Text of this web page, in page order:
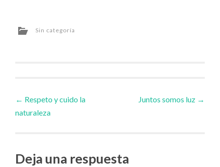
Sin categoría
Navegador
artículos
← Respeto y cuido la
naturaleza
Juntos somos luz →
Deja una respuesta